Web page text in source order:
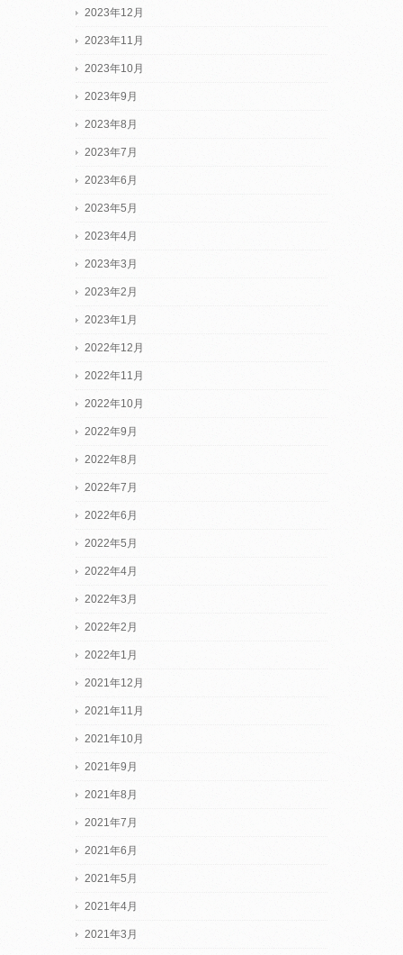
2023年12月
2023年11月
2023年10月
2023年9月
2023年8月
2023年7月
2023年6月
2023年5月
2023年4月
2023年3月
2023年2月
2023年1月
2022年12月
2022年11月
2022年10月
2022年9月
2022年8月
2022年7月
2022年6月
2022年5月
2022年4月
2022年3月
2022年2月
2022年1月
2021年12月
2021年11月
2021年10月
2021年9月
2021年8月
2021年7月
2021年6月
2021年5月
2021年4月
2021年3月